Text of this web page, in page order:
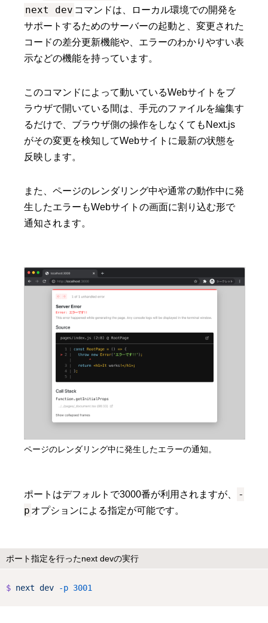
next dev コマンドは、ローカル環境での開発を
サポートするためのサーバーの起動と、変更された
コードの差分更新機能や、エラーのわかりやすい表
示などの機能を持っています。
このコマンドによって動いているWebサイトをブ
ラウザで開いている間は、手元のファイルを編集す
るだけで、ブラウザ側の操作をしなくてもNext.js
がその変更を検知してWebサイトに最新の状態を
反映します。
また、ページのレンダリング中や通常の動作中に発
生したエラーもWebサイトの画面に割り込む形で
通知されます。
ページのレンダリング中に発生したエラーの通知。
ポートはデフォルトで3000番が利用されますが、
-
p オプションによる指定が可能です。
ポート指定を行ったnext devの実行
$ next dev -p 3001